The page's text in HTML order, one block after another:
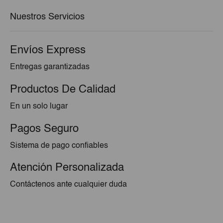
Nuestros Servicios
Envíos Express
Entregas garantizadas
Productos De Calidad
En un solo lugar
Pagos Seguro
Sistema de pago confiables
Atención Personalizada
Contáctenos ante cualquier duda